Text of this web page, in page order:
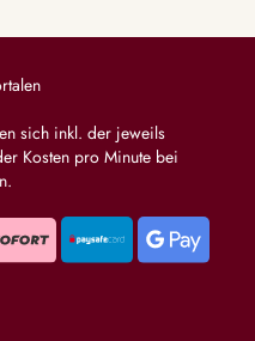
sich inkl. der jeweils
Kosten pro Minute bei